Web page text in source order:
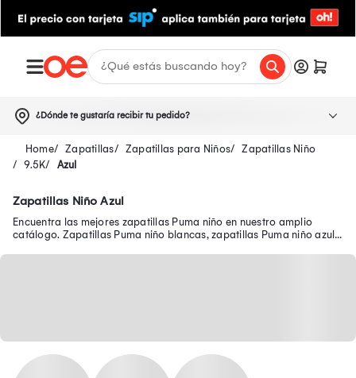
¿Dónde te gustaría recibir tu pedido?
Zapatillas Zapatillas para Niños
Zapatillas Niño
9.5K
Azul
Zapatillas Niño Azul
Encuentra las mejores zapatillas Puma niño en nuestro amplio
catálogo. Zapatillas Puma niño blancas, zapatillas Puma niño azul y